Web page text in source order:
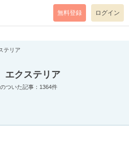
code=0 mode=return level=notice
無料登録 ログイン
テリア
クステリア
ついた記事：1364件